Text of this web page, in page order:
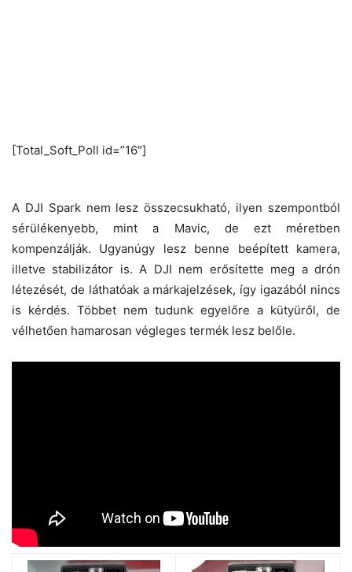
[Total_Soft_Poll id=”16″]
A DJI Spark nem lesz összecsukható, ilyen szempontból
sérülékenyebb, mint a Mavic, de ezt méretben
kompenzálják. Ugyanúgy lesz benne beépített kamera,
illetve stabilizátor is. A DJI nem erősítette meg a drón
létezését, de láthatóak a márkajelzések, így igazából nincs
is kérdés. Többet nem tudunk egyelőre a kütyüről, de
vélhetően hamarosan végleges termék lesz belőle.